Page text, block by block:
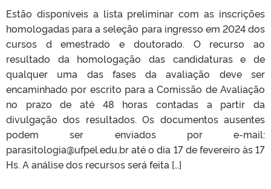
Estão disponíveis a lista preliminar com as inscrições
homologadas para a seleção para ingresso em 2024 dos
cursos d emestrado e doutorado. O recurso ao
resultado da homologação das candidaturas e de
qualquer uma das fases da avaliação deve ser
encaminhado por escrito para a Comissão de Avaliação
no prazo de até 48 horas contadas a partir da
divulgação dos resultados. Os documentos ausentes
podem ser enviados por e-mail:
parasitologia@ufpel.edu.br até o dia 17 de fevereiro às 17
Hs. A análise dos recursos será feita […]